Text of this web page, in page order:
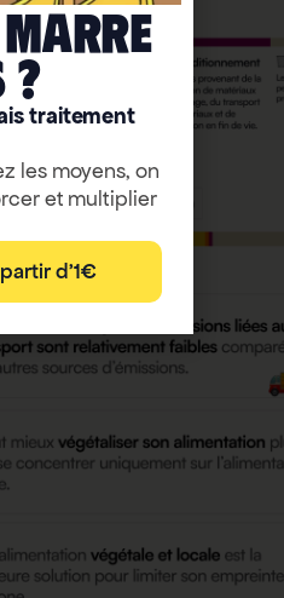
marre
?
traitement
les moyens, on
et multiplier
d'1€